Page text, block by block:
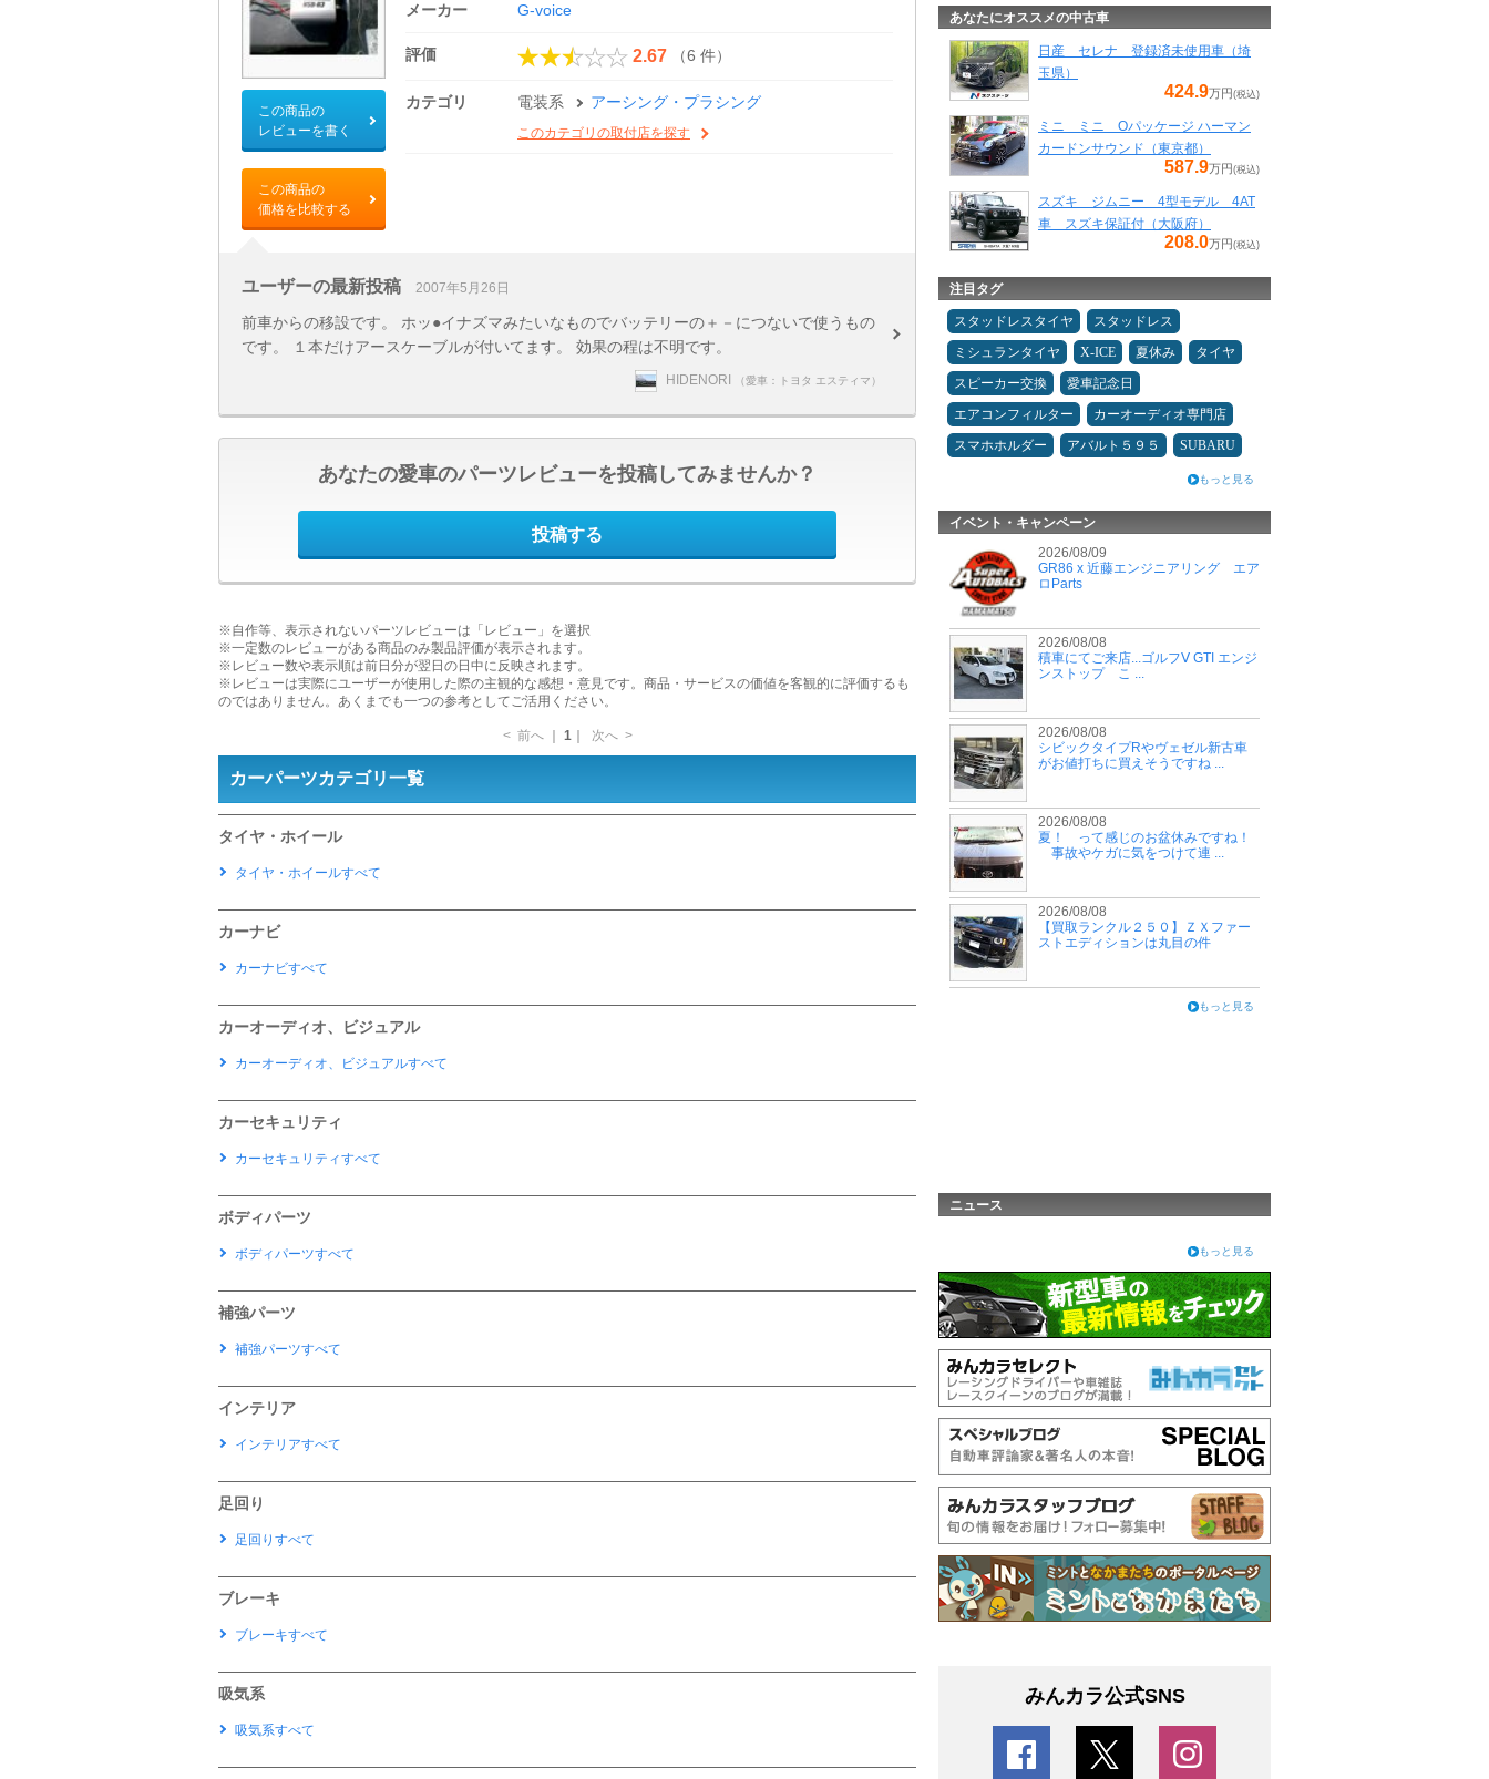
この商品の
レビューを書く
この商品の
価格を比較する
メーカー G-voice
評価 2.67 （6 件）
カテゴリ 電装系 アーシング・プラシング
このカテゴリの取付店を探す
ユーザーの最新投稿 2007年5月26日
前車からの移設です。 ホッ●イナズマみたいなものでバッテリーの＋－につないで使うもの
です。 １本だけアースケーブルが付いてます。 効果の程は不明です。
HIDENORI （愛車：トヨタ エスティマ）
あなたの愛車のパーツレビューを投稿してみませんか？
投稿する
※自作等、表示されないパーツレビューは「レビュー」を選択
※一定数のレビューがある商品のみ製品評価が表示されます。
※レビュー数や表示順は前日分が翌日の日中に反映されます。
※レビューは実際にユーザーが使用した際の主観的な感想・意見です。商品・サービスの価値を客観的に評価するも
のではありません。あくまでも一つの参考としてご活用ください。
< 前へ 1｜ 次へ >
カーパーツカテゴリ一覧
タイヤ・ホイール
タイヤ・ホイールすべて
カーナビ
カーナビすべて
カーオーディオ、ビジュアル
カーオーディオ、ビジュアルすべて
カーセキュリティ
カーセキュリティすべて
ボディパーツ
ボディパーツすべて
補強パーツ
補強パーツすべて
インテリア
インテリアすべて
足回り
足回りすべて
ブレーキ
ブレーキすべて
吸気系
吸気系すべて
あなたにオススメの中古車
日産 セレナ 登録済未使用車（埼
玉県）
424.9万円(税込)
ミニ ミニ Oパッケージ ハーマン
カードンサウンド（東京都）
587.9万円(税込)
スズキ ジムニー 4型モデル 4AT
車 スズキ保証付（大阪府）
208.0万円(税込)
注目タグ
スタッドレスタイヤ
スタッドレス
ミシュランタイヤ
X-ICE 夏休み
タイヤ
スピーカー交換
愛車記念日
エアコンフィルター
カーオーディオ専門店
スマホホルダー
アバルト５９５ SUBARU
もっと見る
イベント・キャンペーン
2026/08/09
GR86 x 近藤エンジニアリング エア
ロParts
2026/08/08
積車にてご来店...ゴルフⅤ GTI エンジ
ンストップ こ ...
2026/08/08
シビックタイプRやヴェゼル新古車
がお値打ちに買えそうですね ...
2026/08/08
夏！ って感じのお盆休みですね！
事故やケガに気をつけて連 ...
2026/08/08
【買取ランクル２５０】ＺＸファー
ストエディションは丸目の件
もっと見る
ニュース
もっと見る
みんカラ公式SNS